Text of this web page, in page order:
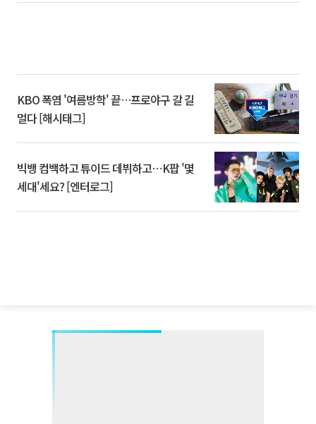
KBO 폭염 '여름방학' 끝…프로야구 갈 길
멀다 [해시태그]
빅뱅 컴백하고 튜이드 데뷔하고⋯K팝 '몇
세대'세요? [엔터로그]